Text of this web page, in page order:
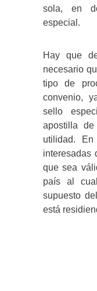
sola, en
especial.
Hay que
necesario
tipo de
convenio,
sello
apostilla
utilidad.
interesadas
que sea
país al
supuesto
está